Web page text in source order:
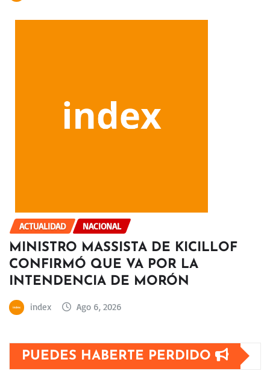
ACTUALIDAD NACIONAL
MINISTRO MASSISTA DE KICILLOF
CONFIRMÓ QUE VA POR LA
INTENDENCIA DE MORÓN
index Ago 6, 2026
PUEDES HABERTE PERDIDO